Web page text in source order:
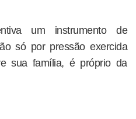
um instrumento de
só por pressão exercida
sua família, é próprio da